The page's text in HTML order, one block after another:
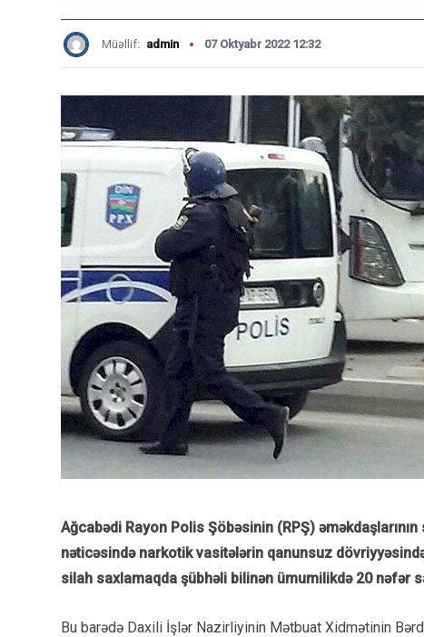
Müəllif: admin 07 Oktyabr 2022 12:32
Ağcabədi Rayon Polis Şöbəsinin (RPŞ)
nəticəsində narkotik vasitələrin qanunsuz
silah saxlamaqda şübhəli bilinən ümumilikdə 20 nəfər
Bu barədə Daxili İşlər Nazirliyinin Mətbuat Xidmətinin